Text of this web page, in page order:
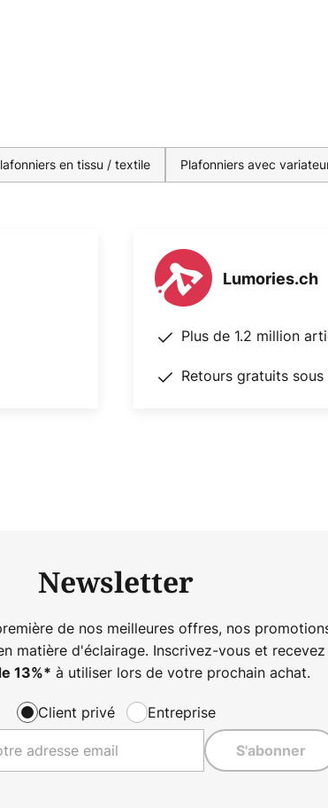
en tissu / textile Plafonniers avec
Lumories.ch
Plus de 1.2 million
Retours gratuits
Newsletter
de nos meilleures offres, nos
matière d'éclairage. Inscrivez-vous et
13%* à utiliser lors de votre prochain achat.
Client privé Entreprise
S'abonner